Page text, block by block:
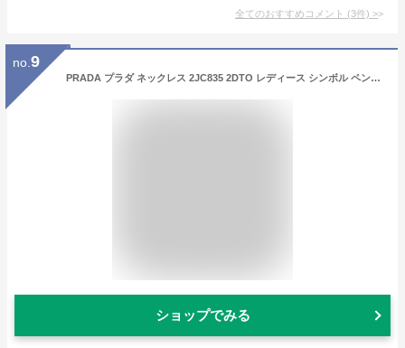
全てのおすすめコメント (3件) >
no. 9
PRADA プラダ ネックレス 2JC835 2DTO レディース シンボル ペンダント アクセサリー トライアングルロゴ シルバー925 silver925 F0118/ARGENTO
ショップでみる